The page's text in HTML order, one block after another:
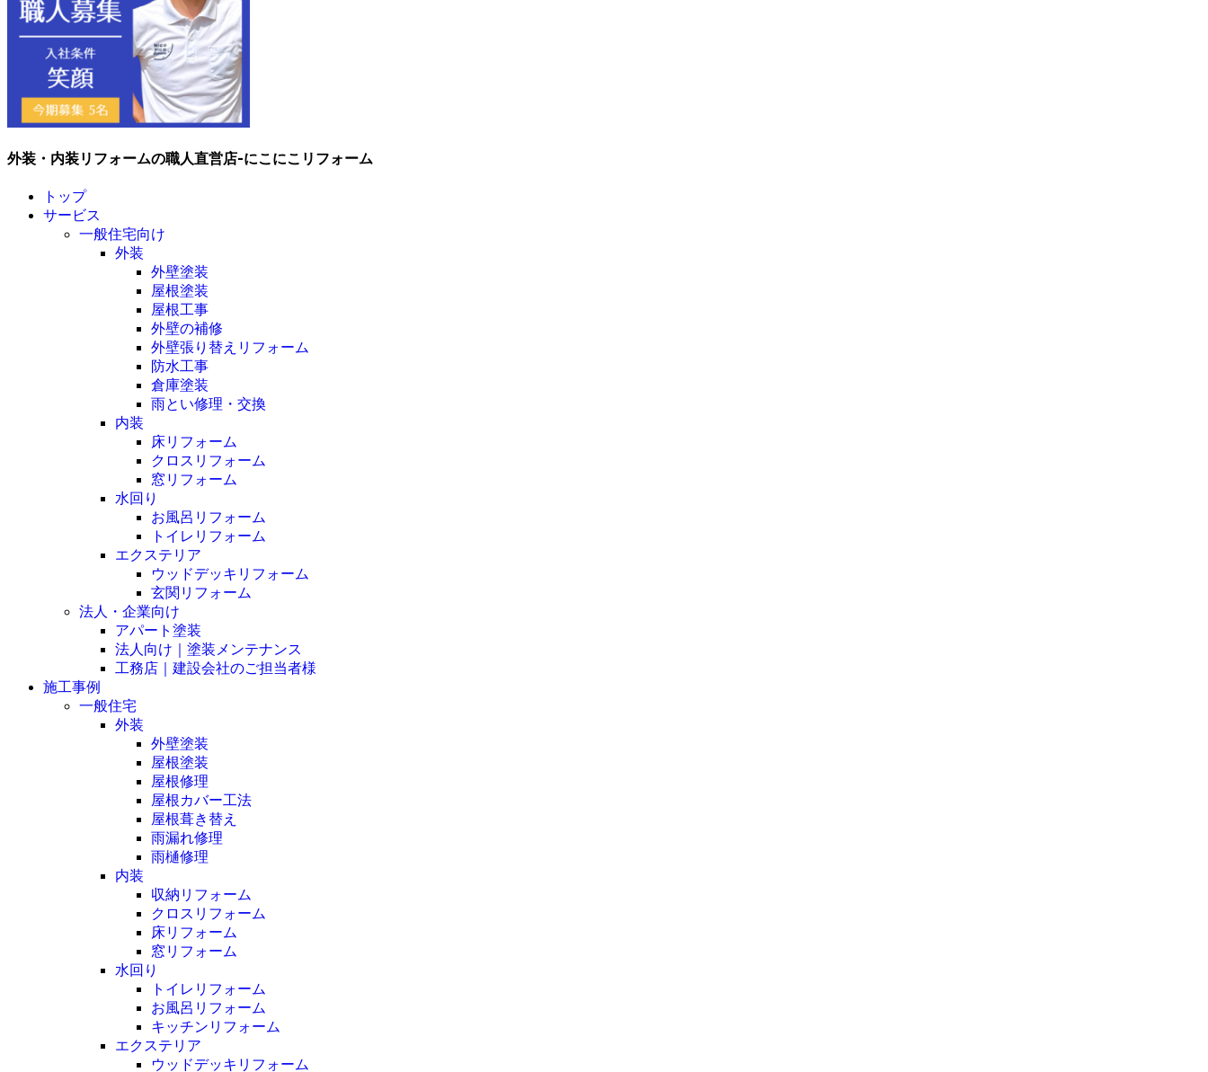
外装・内装リフォームの職人直営店-にこにこリフォーム
トップ
サービス
一般住宅向け
外装
外壁塗装
屋根塗装
屋根工事
外壁の補修
外壁張り替えリフォーム
防水工事
倉庫塗装
雨とい修理・交換
内装
床リフォーム
クロスリフォーム
窓リフォーム
水回り
お風呂リフォーム
トイレリフォーム
エクステリア
ウッドデッキリフォーム
玄関リフォーム
法人・企業向け
アパート塗装
法人向け｜塗装メンテナンス
工務店｜建設会社のご担当者様
施工事例
一般住宅
外装
外壁塗装
屋根塗装
屋根修理
屋根カバー工法
屋根葺き替え
雨漏れ修理
雨樋修理
内装
収納リフォーム
クロスリフォーム
床リフォーム
窓リフォーム
水回り
トイレリフォーム
お風呂リフォーム
キッチンリフォーム
エクステリア
ウッドデッキリフォーム